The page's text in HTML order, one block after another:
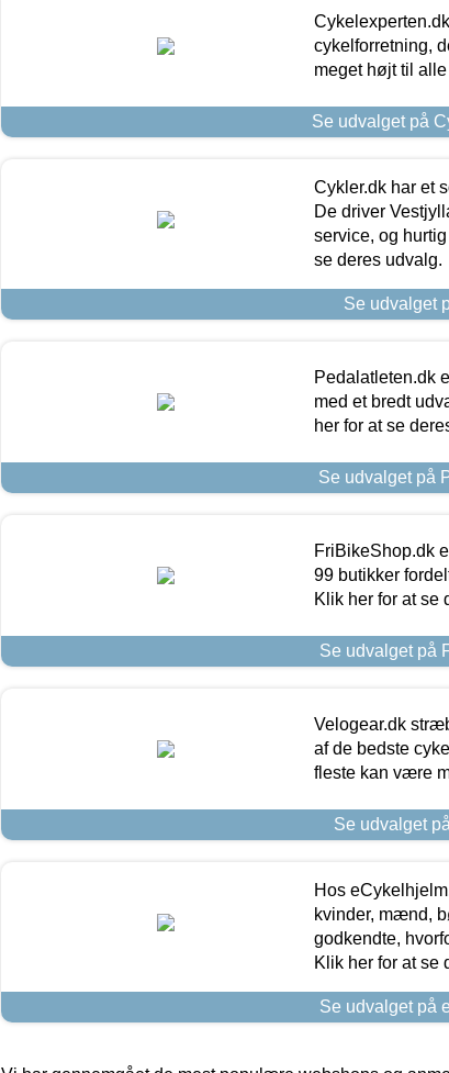
cykelforretning,
meget højt til
Se udvalget på
Cykler.dk har et
De driver
service, og
se deres udvalg.
Se udvalget
Pedalatleten.dk
med et bredt
her for at se
Se udvalget på
FriBikeShop.dk
99 butikker
Klik her for at se
Se udvalget på
Velogear.dk
af de bedste
fleste kan være
Se udvalget
Hos
kvinder, mænd,
godkendte,
Klik her for at se
Se udvalget på